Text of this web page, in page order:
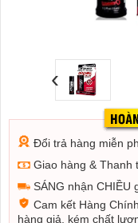
‹
Đổi trả hàng miễn
Giao hàng & Thanh
SÁNG nhận CHIỀU
Cam kết Hàng
hàng giả, kém chất